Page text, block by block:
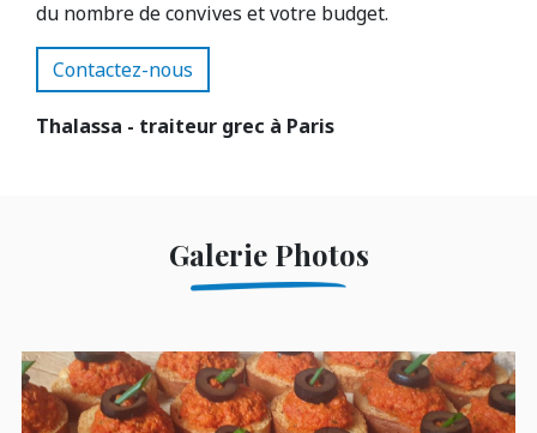
du nombre de convives et votre budget.
Contactez-nous
Thalassa - traiteur grec à Paris
Galerie Photos